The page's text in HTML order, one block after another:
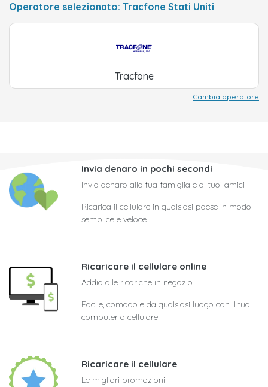
Operatore selezionato: Tracfone Stati Uniti
Tracfone
Cambia operatore
Invia denaro in pochi secondi
Invia denaro alla tua famiglia e ai tuoi amici
Ricarica il cellulare in qualsiasi paese in modo
semplice e veloce
Ricaricare il cellulare online
Addio alle ricariche in negozio
Facile, comodo e da qualsiasi luogo con il tuo
computer o cellulare
Ricaricare il cellulare
Le migliori promozioni